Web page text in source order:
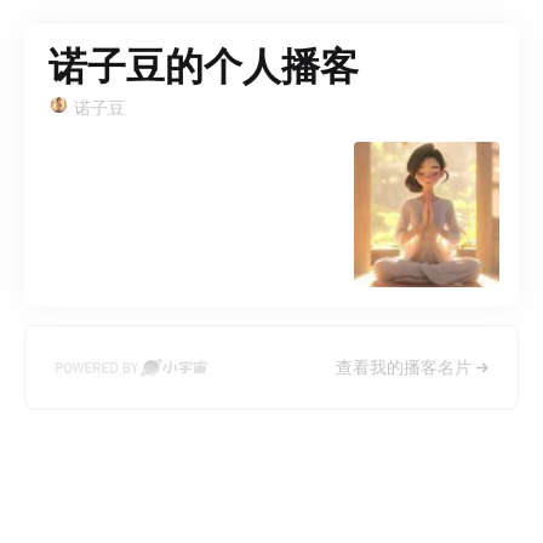
诺子豆的个人播客
诺子豆
查看我的播客名片